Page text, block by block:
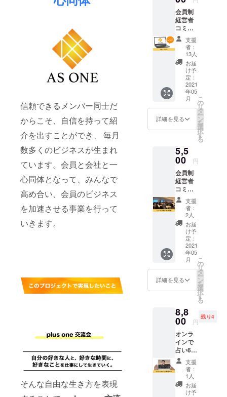
信頼できるメンバー同士だ
からこそ、自信を持って紹
介を出すことができ、 毎月
数多くのビジネスが生まれ
ています。会員と会社と一
心同体となって、みんなで
高め合い、会員のビジネス
を加速させる事業を行って
いきます。
そんな自由な生き方を表現
澤怜平
から熱
いお礼
のメー
ルをお
送りさ
せてい
ただき
ます。
会員制
経営者
コミュ
ニティ
”plus
one” の
個人ス
ポン
サーに
なれる
権利で
す。 株
式会社
AS
ONEの
HPに支
してお
名前を
掲載さ
せてい
ただき
ます。
あなた
のお名
前を株
式会社
ONEの
HPで
PRでき
ます。
※購入時
の備考
を必ず
ご記入
くださ
い。 ※
ニック
ネーム
でのご
参加も
できま
す。
※HPの
支援
者：
13人
お届
け予
定：
2021
年05
月
詳細を見る
こ
の
リ
タ
ー
ン
を
選
択
す
る
5,5
00 円
会員制
経営者
コミュ
ニティ
”plus
one”の
全体定
例会に
参加で
きる権
利で
す。 ※
全体定
例会の
開催予
定は下
りと
なって
いま
す。 5
月15日
(土)
14:30～
8月21日
14:30～
11月20
支援
者：
2人
お届
け予
定：
2021
年05
月
詳細を見る
こ
の
リ
タ
ー
ン
を
選
択
す
る
8,8
00 円
残り4
オンラ
インで
占い60
分（誕
生数秘
学）を
受ける
ことが
支援
者：
1人
お届
け予